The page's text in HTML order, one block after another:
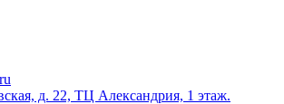
д. 22, ТЦ Александрия, 1 этаж.